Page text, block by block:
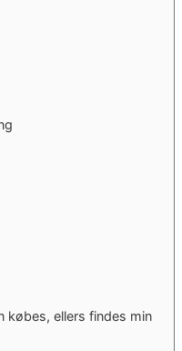
købes, ellers findes min